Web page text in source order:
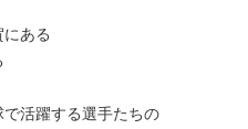
ある
で活躍する選手たちの